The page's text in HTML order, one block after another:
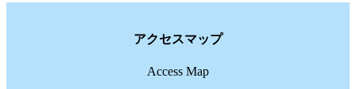
アクセスマップ
Access Map